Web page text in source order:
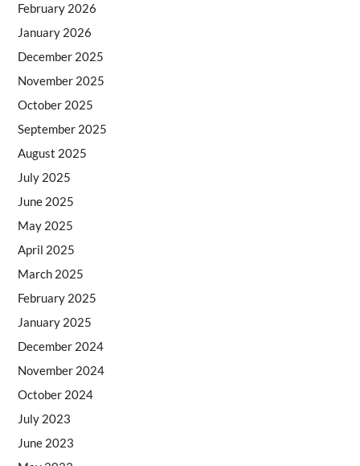
February 2026
January 2026
December 2025
November 2025
October 2025
September 2025
August 2025
July 2025
June 2025
May 2025
April 2025
March 2025
February 2025
January 2025
December 2024
November 2024
October 2024
July 2023
June 2023